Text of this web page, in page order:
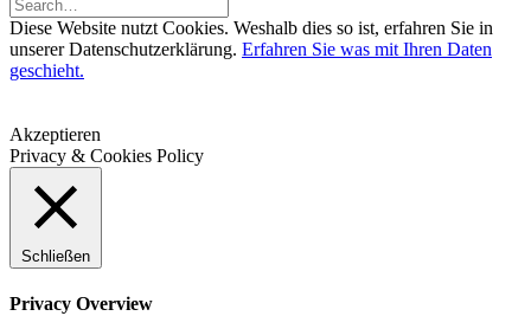
Diese Website nutzt Cookies. Weshalb dies so ist, erfahren Sie in
unserer Datenschutzerklärung. Erfahren Sie was mit Ihren Daten
geschieht.
Akzeptieren
Privacy & Cookies Policy
Schließen
Privacy Overview